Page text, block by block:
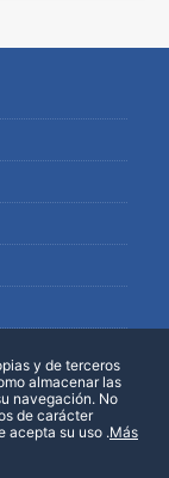
y de terceros
almacenar las
navegación. No
de carácter
acepta su uso .Más